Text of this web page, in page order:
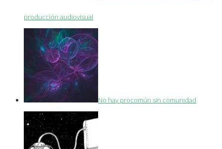
producción audiovisual
No hay procomún sin comunidad